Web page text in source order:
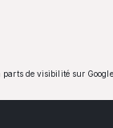
de visibilité sur